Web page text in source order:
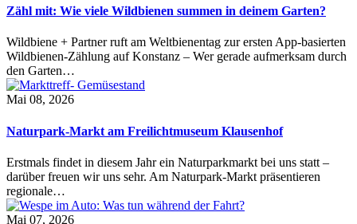
Zähl mit: Wie viele Wildbienen summen in deinem Garten?
Wildbiene + Partner ruft am Weltbienentag zur ersten App-basierten
Wildbienen-Zählung auf Konstanz – Wer gerade aufmerksam durch
den Garten…
Mai 08, 2026
Naturpark-Markt am Freilichtmuseum Klausenhof
Erstmals findet in diesem Jahr ein Naturparkmarkt bei uns statt –
darüber freuen wir uns sehr. Am Naturpark-Markt präsentieren
regionale…
Mai 07, 2026